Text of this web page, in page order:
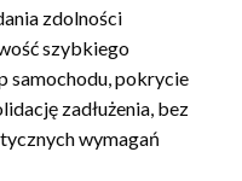
zdolności
szybkiego
samochodu, pokrycie
zadłużenia, bez
wymagań